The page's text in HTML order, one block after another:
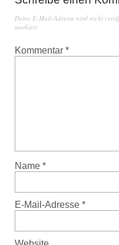
Deine E-Mail-Adresse wird nicht
markiert
Kommentar *
Name *
E-Mail-Adresse *